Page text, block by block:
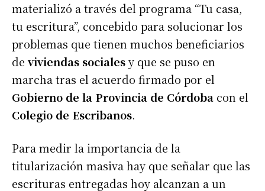
materializó a través del programa “Tu casa,
tu escritura”, concebido para solucionar los
problemas que tienen muchos beneficiarios
de viviendas socialesy que se puso en
marcha tras el acuerdo firmado por el
Gobierno de la Provincia de Córdoba con el
Colegio de Escribanos.
Para medir la importancia de la
titularización masiva hay que señalar que las
escrituras entregadas hoy alcanzan a un